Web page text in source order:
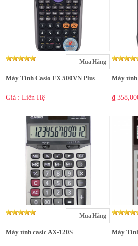
Mua Hàng
Máy Tính Casio FX 500VN Plus
Giá : Liên Hệ
Máy
₫
Mua Hàng
Máy tính casio AX-120S Máy